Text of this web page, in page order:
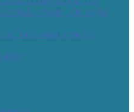
– PNAB – CICLO 02
Valor venal de imóvel